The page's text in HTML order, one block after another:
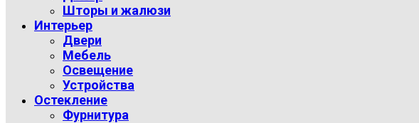
Шторы и жалюзи
Интерьер
Двери
Мебель
Освещение
Устройства
Остекление
Фурнитура